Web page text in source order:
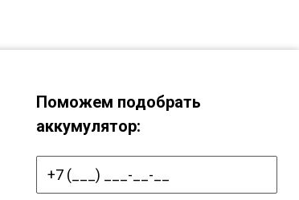
Поможем подобрать
аккумулятор: